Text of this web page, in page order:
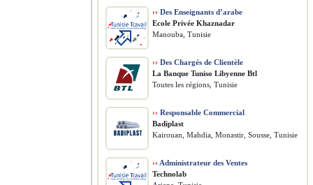
›› Des Enseignants d’arabe
Ecole Privée Khaznadar
Manouba, Tunisie
›› Des Chargés de Clientèle
La Banque Tuniso Libyenne Btl
Toutes les régions, Tunisie
›› Responsable Commercial
Badiplast
Kairouan, Mahdia, Monastir, Sousse, Tunisie
›› Administrateur des Ventes
Technolab